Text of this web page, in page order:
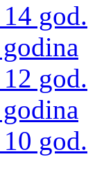
god.
god.
god.